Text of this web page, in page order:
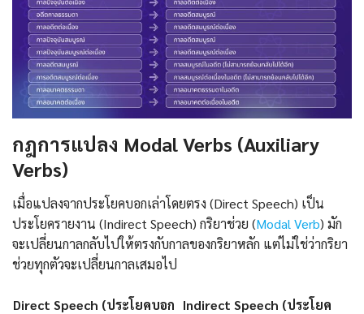
กฎการแปลง Modal Verbs (Auxiliary
Verbs)
เมื่อแปลงจากประโยคบอกเล่าโดยตรง (Direct Speech) เป็น
ประโยครายงาน (Indirect Speech) กริยาช่วย (Modal Verb) มัก
จะเปลี่ยนกาลกลับไปให้ตรงกับกาลของกริยาหลัก แต่ไม่ใช่ว่ากริยา
ช่วยทุกตัวจะเปลี่ยนกาลเสมอไป
Direct Speech (ประโยคบอก Indirect Speech (ประโยค